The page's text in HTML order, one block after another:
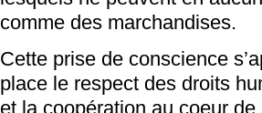
comme des marchandises.
Cette prise de conscience
place le respect des droits
et la coopération au coeur